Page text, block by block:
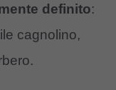
definito:
cagnolino,